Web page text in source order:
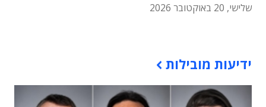
שלישי, 20 באוקטובר 2026
ידיעות מובילות